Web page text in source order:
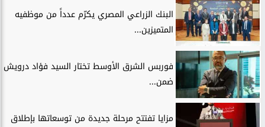
البنك الزراعي المصري يكرّم عدداً من موظفيه
المتميزين...
فوربس الشرق الأوسط تختار السيد فؤاد درويش
ضمن...
مزايا تفتتح مرحلة جديدة من توسعاتها بإطلاق